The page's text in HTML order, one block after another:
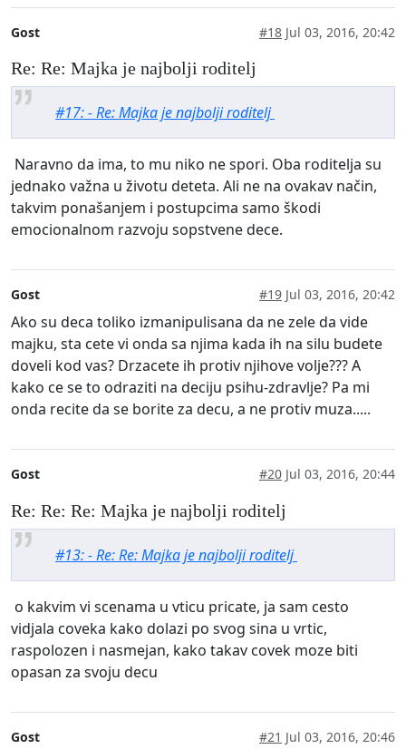
Gost #18 Jul 03, 2016, 20:42
Re: Re: Majka je najbolji roditelj
#17: - Re: Majka je najbolji roditelj
Naravno da ima, to mu niko ne spori. Oba roditelja su
jednako važna u životu deteta. Ali ne na ovakav način,
takvim ponašanjem i postupcima samo škodi
emocionalnom razvoju sopstvene dece.
Gost #19 Jul 03, 2016, 20:42
Ako su deca toliko izmanipulisana da ne zele da vide
majku, sta cete vi onda sa njima kada ih na silu budete
doveli kod vas? Drzacete ih protiv njihove volje??? A
kako ce se to odraziti na deciju psihu-zdravlje? Pa mi
onda recite da se borite za decu, a ne protiv muza.....
Gost #20 Jul 03, 2016, 20:44
Re: Re: Re: Majka je najbolji roditelj
#13: - Re: Re: Majka je najbolji roditelj
o kakvim vi scenama u vticu pricate, ja sam cesto
vidjala coveka kako dolazi po svog sina u vrtic,
raspolozen i nasmejan, kako takav covek moze biti
opasan za svoju decu
Gost #21 Jul 03, 2016, 20:46